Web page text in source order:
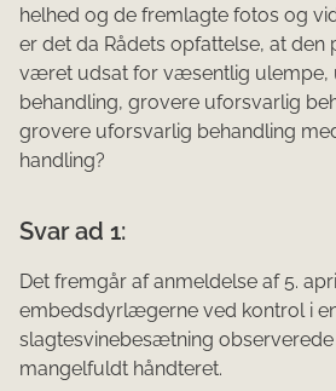
helhed og de fremlagte fotos og
er det da Rådets opfattelse, at
været udsat for væsentlig ulempe,
behandling, grovere uforsvarlig
grovere uforsvarlig behandling
handling?
Svar ad 1:
Det fremgår af anmeldelse af 5.
embedsdyrlægerne ved kontrol i
slagtesvinebesætning observerede
mangelfuldt håndteret.